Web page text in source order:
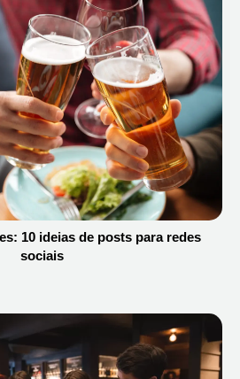
10 ideias de posts para redes
sociais